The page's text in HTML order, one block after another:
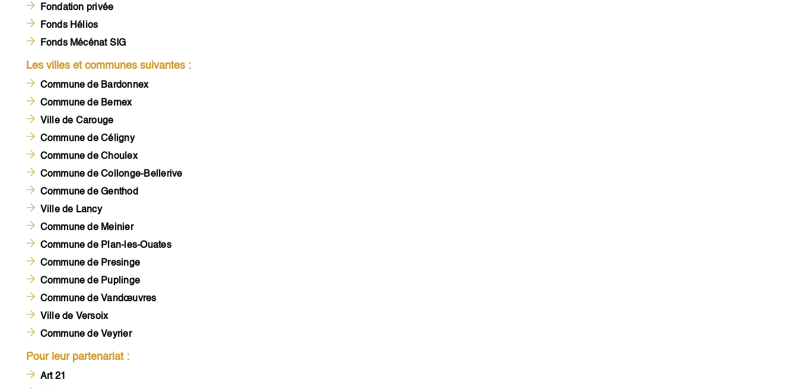
Fondation privée
Fonds Hélios
Fonds Mécénat SIG
Les villes et communes suivantes :
Commune de Bardonnex
Commune de Bernex
Ville de Carouge
Commune de Céligny
Commune de Choulex
Commune de Collonge-Bellerive
Commune de Genthod
Ville de Lancy
Commune de Meinier
Commune de Plan-les-Ouates
Commune de Presinge
Commune de Puplinge
Commune de Vandœuvres
Ville de Versoix
Commune de Veyrier
Pour leur partenariat :
Art 21